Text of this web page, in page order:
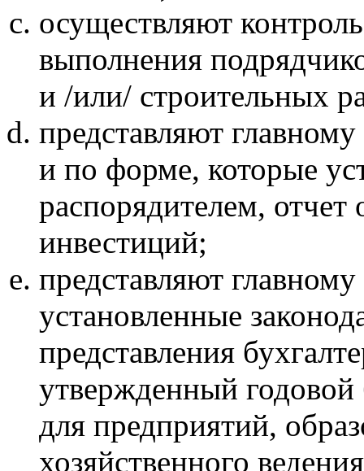
осуществляют
выполнения
и /или/ строительных
представляют
и по форме, которые
распорядителем,
инвестиций;
представляют
установленные
представления
утвержденный годовой
для предприятий,
хозяйственного ведения